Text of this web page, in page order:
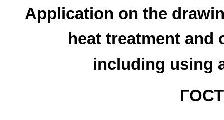
Application on the
heat treatment
including using
ГОСТ